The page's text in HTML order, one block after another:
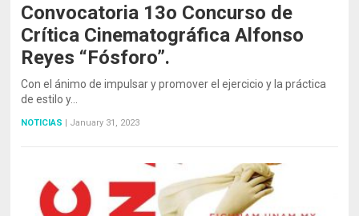
Convocatoria 13o Concurso de
Crítica Cinematográfica Alfonso
Reyes “Fósforo”.
Con el ánimo de impulsar y promover el ejercicio y la práctica
de estilo y…
NOTICIAS | January 31, 2023